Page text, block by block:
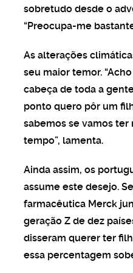
sobretudo desde o
“Preocupa-me
As alterações
seu maior temor.
cabeça de toda a
ponto quero pôr um
sabemos se vamos
tempo”, lamenta.
Ainda assim, os
assume este desejo.
farmacêutica Merck
geração Z de dez
disseram querer ter
essa percentagem